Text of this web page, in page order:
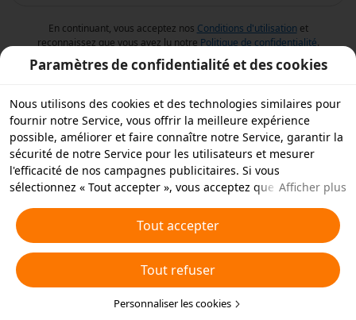
En continuant, vous acceptez nos Conditions d'utilisation et
reconnaissez que vous avez lu notre Politique de confidentialité.
Paramètres de confidentialité et des cookies
Nous utilisons des cookies et des technologies similaires pour
fournir notre Service, vous offrir la meilleure expérience
possible, améliorer et faire connaître notre Service, garantir la
sécurité de notre Service pour les utilisateurs et mesurer
l'efficacité de nos campagnes publicitaires. Si vous
sélectionnez « Tout accepter », vous acceptez que nous et nos
similaires sur votre appareil à des fins publicitaires. Vous
pouvez aussi « rejeter tous » les cookies non essentiels ou
choisir les types de cookies que vous souhaitez accepter ou
rejeter à tout moment dans vos paramètres de confidentialité
ou en cliquant sur « Personnaliser les cookies » ci-dessous.
Pour plus de détails, consultez notrePolitique relative aux
Afficher plus
Tout accepter
Tout refuser
Personnaliser les cookies